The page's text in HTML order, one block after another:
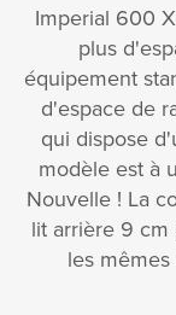
Imperial 600
plus
équipement
d'espace de
qui dispose
modèle est à
Nouvelle ! La
lit arrière 9 cm
les